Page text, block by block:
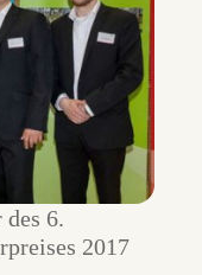
6.
2017